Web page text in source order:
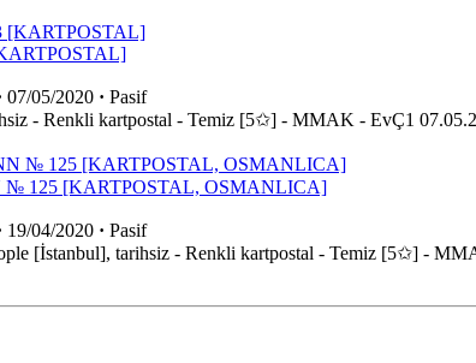
07/05/2020 · Pasif
- Renkli kartpostal - Temiz [5✩] - MMAK - EvÇ1
125 [KARTPOSTAL, OSMANLICA]
19/04/2020 · Pasif
[İstanbul], tarihsiz - Renkli kartpostal - Temiz [5✩] -